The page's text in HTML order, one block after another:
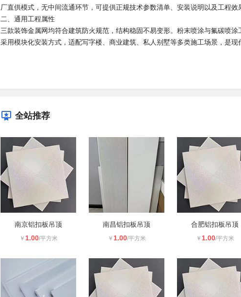
厂直供模式，无中间流通环节，可提供正规技术参数清单、安装说明以及工程效
二、通用工程属性
三款装饰金属网均符合建筑防火规范，结构稳固不易变形。粉末喷涂与氟碳喷
采用模块化安装方式，适配写字楼、商业建筑、私人别墅等多类施工场景，是现
全站推荐
南京铝扣板吊顶
￥ 1.00/平方米
南昌铝扣板吊顶
￥ 1.00/平方米
合肥铝扣板吊顶
￥ 1.00/平方米